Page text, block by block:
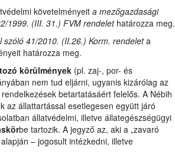
követelményeit a mezőgazdasági
1999. (III. 31.) FVM rendelethatározza meg.
41/2010. (II.26.) Korm. rendeleta
határozza meg.
körülmények(pl. zaj-, por- és
nem tud eljárni, ugyanis kizárólag az
betartatásáért felelős. A Nébih
az állattartással esetlegesen együtt járó
állatvédelmi, illetve állategészségügyi
be tartozik. A jegyző az, aki a „zavaró
– jogosult intézkedni, illetve